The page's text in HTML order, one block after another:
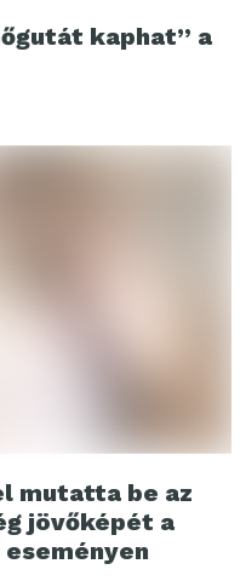
kaphat” a
mutatta be az
jövőképét a